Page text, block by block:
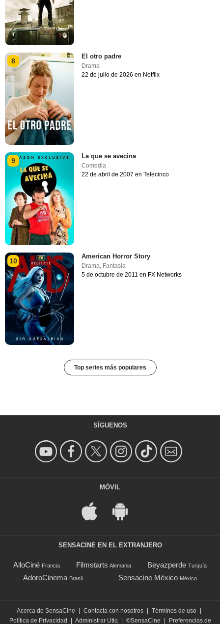
8
El otro padre
Drama
22 de julio de 2026 en Netflix
9
La que se avecina
Comedia
22 de abril de 2007 en Telecinco
10
American Horror Story
Drama Fantasía
5 de octubre de 2011 en FX Networks
Top series más populares
SÍGUENOS
MÓVIL
SENSACINE EN EL EXTRANJERO
AlloCiné Francia Filmstarts Alemania Beyazperde Turquía
AdoroCinema Brasil Sensacine México México
Acerca de SensaCine Contacta con nosotros Términos de uso
Política de Privacidad
Administrar Utiq ©SensaCine Preferencias de